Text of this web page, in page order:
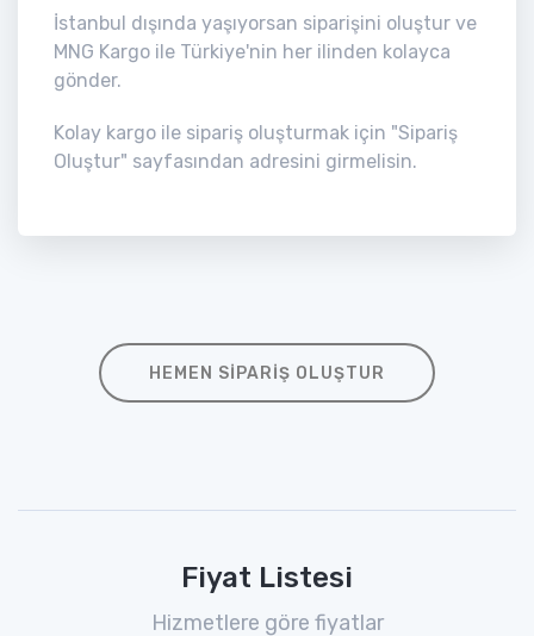
İstanbul dışında yaşıyorsan siparişini oluştur ve
MNG Kargo ile Türkiye'nin her ilinden kolayca
gönder.
Kolay kargo ile sipariş oluşturmak için "Sipariş
Oluştur" sayfasından adresini girmelisin.
HEMEN SIPARIŞ OLUŞTUR
Fiyat Listesi
Hizmetlere göre fiyatlar